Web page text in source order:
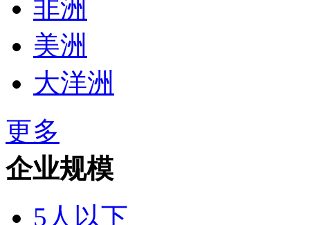
非洲
美洲
大洋洲
更多
企业规模
5人以下